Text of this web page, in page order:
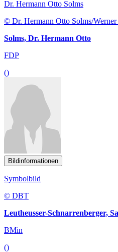
Dr. Hermann Otto Solms
© Dr. Hermann Otto Solms/Werner
Solms, Dr. Hermann Otto
FDP
()
Bildinformationen
Symbolbild
© DBT
Leutheusser-Schnarrenberger,
BMin
()